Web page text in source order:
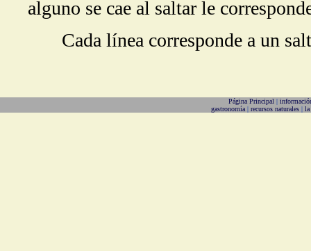
alguno se cae al saltar le
Cada línea corresponde a un
Página Principal |
gastronomía | recursos naturales| la